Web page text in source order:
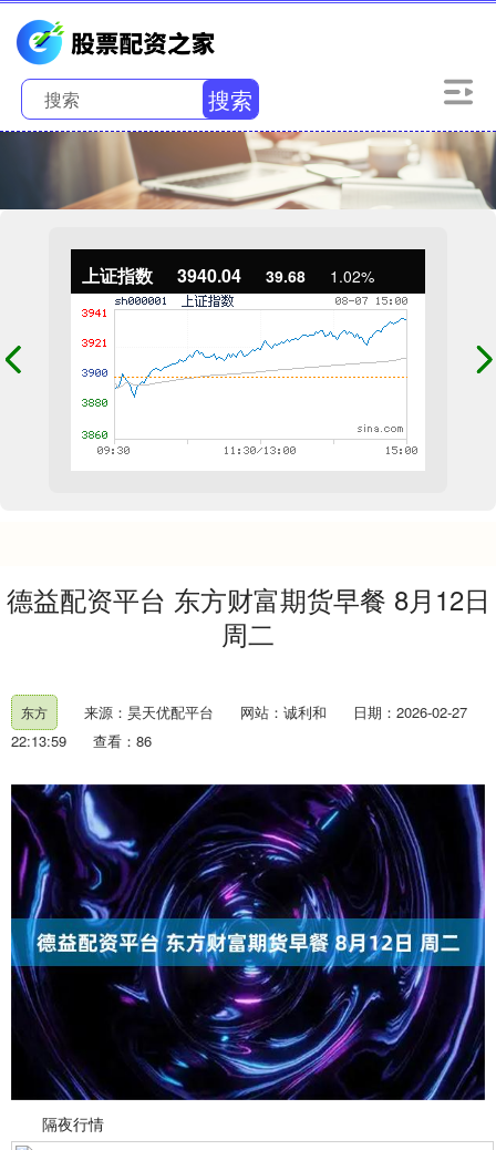
搜索
上证指数 3940.04 39.68 1.02%
德益配资平台 东方财富期货早餐 8月12日
周二
东方 来源：昊天优配平台 网站：诚利和
日期：2026-02-27
22:13:59
查看：86
隔夜行情